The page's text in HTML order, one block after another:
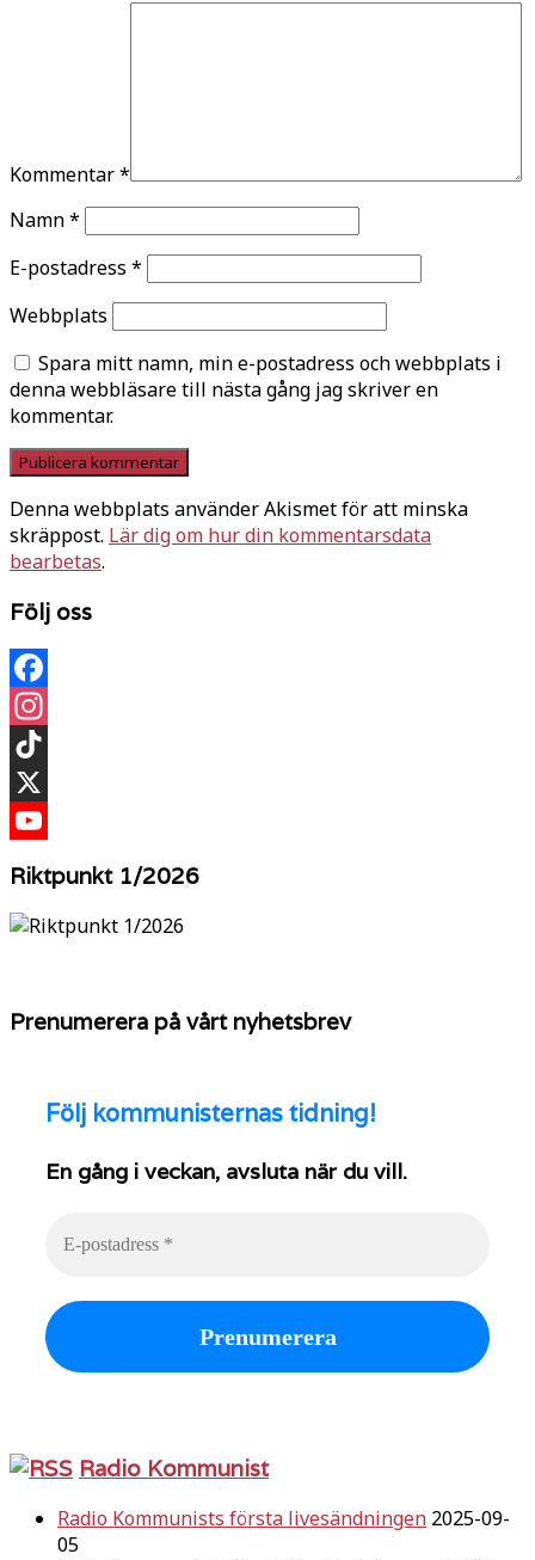
Kommentar*
Namn*
E-postadress *
Webbplats
Spara mitt namn, min e-postadress och webbplats i
denna webbläsare till nästa gång jag skriver en
kommentar.
Denna webbplats använder Akismet för att minska
skräppost. Lär dig om hur din kommentarsdata
bearbetas.
Följ oss
Facebook
Instagram
TikTok
X
Riktpunkt 1/2026
Prenumerera på vårt nyhetsbrev
Följ kommunisternas tidning!
En gång i veckan, avsluta när du vill.
Radio Kommunist
Radio Kommunists första livesändningen 2025-09-
05